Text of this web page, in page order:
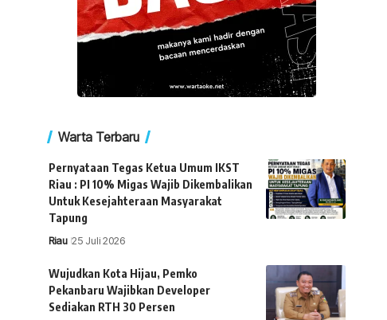
Warta Terbaru
Pernyataan Tegas Ketua Umum IKST
Riau : PI 10% Migas Wajib Dikembalikan
Untuk Kesejahteraan Masyarakat
Tapung
Riau 25 Juli 2026
Wujudkan Kota Hijau, Pemko
Pekanbaru Wajibkan Developer
Sediakan RTH 30 Persen